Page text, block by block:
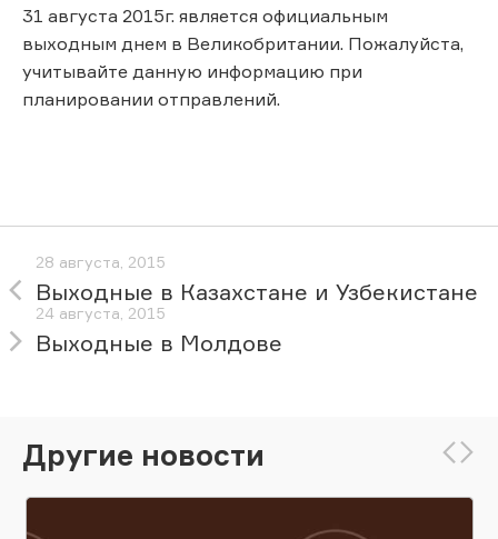
31 августа 2015г. является официальным
выходным днем в Великобритании. Пожалуйста,
учитывайте данную информацию при
планировании отправлений.
28 августа, 2015
Выходные в Казахстане и Узбекистане
24 августа, 2015
Выходные в Молдове
Другие новости